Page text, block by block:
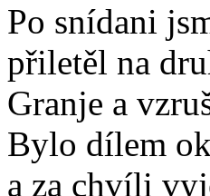
Po snídani
přiletěl na
Granje a
Bylo dílem
a za chvíli